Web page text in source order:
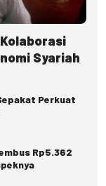
Kolaborasi
Syariah
Perkuat
Rp5.362